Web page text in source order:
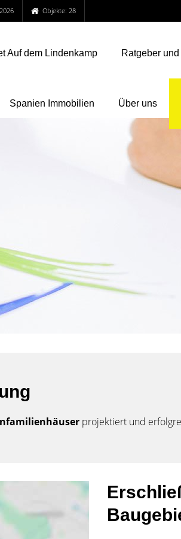
Objekte: 28
Auf dem Lindenkamp Ratgeber
Spanien Immobilien Über uns
projektiert und